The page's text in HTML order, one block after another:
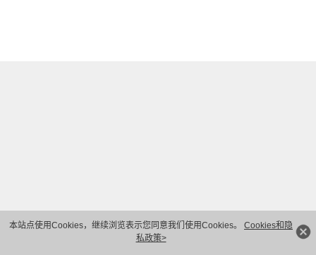
本站点使用Cookies，继续浏览表示您同意我们使用Cookies。 Cookies和隐
私政策>